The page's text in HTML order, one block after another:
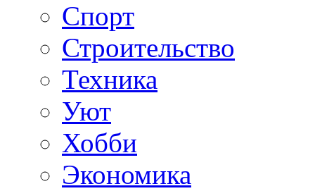
Спорт
Строительство
Техника
Уют
Хобби
Экономика